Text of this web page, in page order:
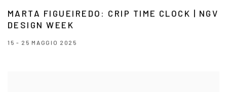
MARTA FIGUEIREDO: CRIP TIME CLOCK | NGV
DESIGN WEEK
15 - 25 MAGGIO 2025